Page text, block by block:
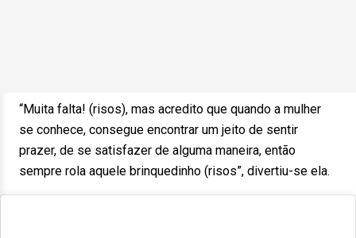
“Muita falta! (risos), mas acredito que quando a mulher
se conhece, consegue encontrar um jeito de sentir
prazer, de se satisfazer de alguma maneira, então
sempre rola aquele brinquedinho (risos”, divertiu-se ela.